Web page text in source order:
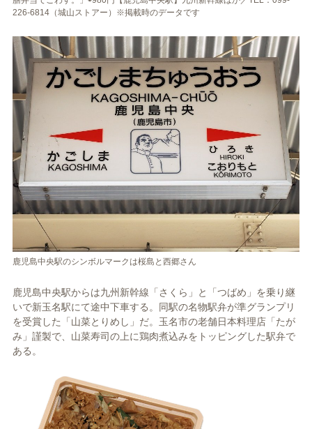
226-6814（城山ストアー）※掲載時のデータです
鹿児島中央駅のシンボルマークは桜島と西郷さん
鹿児島中央駅からは九州新幹線「さくら」と「つばめ」を乗り継
いで新玉名駅にて途中下車する。同駅の名物駅弁が準グランプリ
を受賞した「山菜とりめし」だ。玉名市の老舗日本料理店「たが
み」謹製で、山菜寿司の上に鶏肉煮込みをトッピングした駅弁で
ある。